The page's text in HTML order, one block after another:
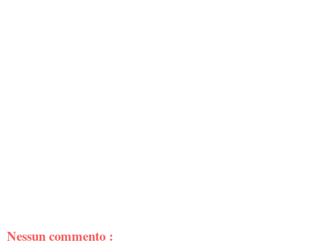
Nessun commento :